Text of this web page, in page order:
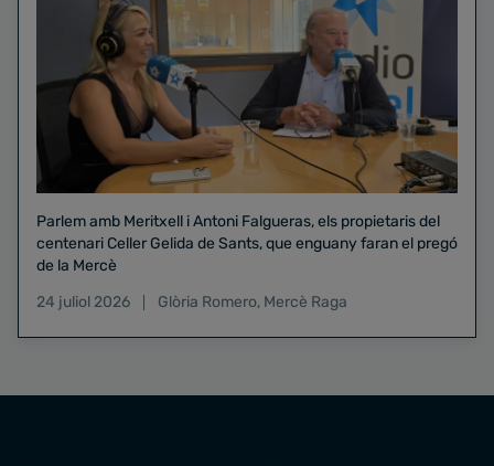
Parlem amb Meritxell i Antoni Falgueras, els propietaris del
centenari Celler Gelida de Sants, que enguany faran el pregó
de la Mercè
24 juliol 2026
Glòria Romero, Mercè Raga